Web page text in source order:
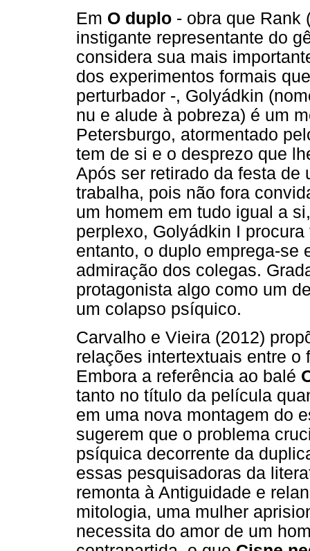
Em O duplo - obra que Rank
instigante representante do
considera sua mais
dos experimentos formais
perturbador -, Golyádkin
nu e alude à pobreza) é um
Petersburgo, atormentado
tem de si e o desprezo que
Após ser retirado da festa de
trabalha, pois não fora
um homem em tudo igual a
perplexo, Golyádkin I
entanto, o duplo emprega-se
admiração dos colegas.
protagonista algo como um
um colapso psíquico.
Carvalho e Vieira (2012)
relações intertextuais entre
Embora a referência ao balé
tanto no título da película
em uma nova montagem do
sugerem que o problema
psíquica decorrente da
essas pesquisadoras da
remonta à Antiguidade e
mitologia, uma mulher
necessita do amor de um